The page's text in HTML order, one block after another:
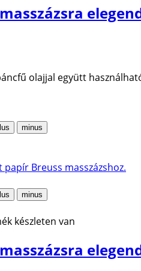
olajjal együtt
készleten van